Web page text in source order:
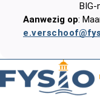
Aanwezig op: